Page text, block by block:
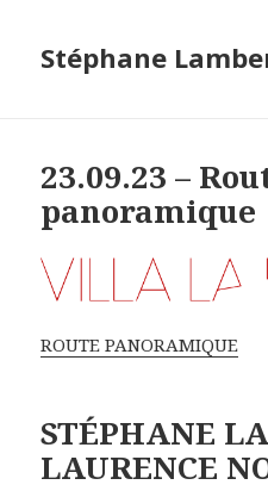
Stéphane
23.09.23 –
panoramique
ROUTE PANORAMIQUE
STÉPHANE
LAURENCE